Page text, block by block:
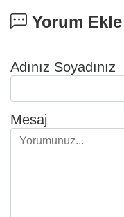
Yorum Ekle
Adınız Soyadınız
Mesaj